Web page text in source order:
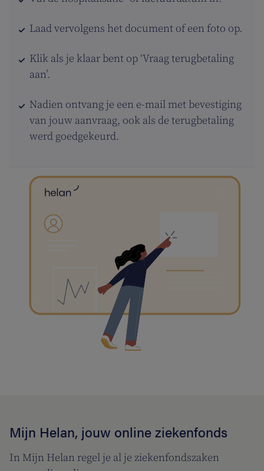
Laad vervolgens het document of een foto op.
Klik als je klaar bent op ‘Vraag terugbetaling
aan’.
Nadien ontvang je een e-mail met bevestiging
van jouw aanvraag, ook als de terugbetaling
werd goedgekeurd.
Mijn Helan, jouw online ziekenfonds
In Mijn Helan regel je al je ziekenfondszaken